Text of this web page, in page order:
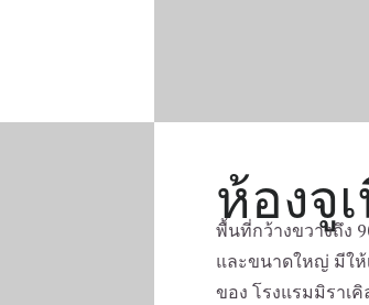
ห้องจู
พื้นที่กว้างขวางถึง
และขนาดใหญ่ มีให้
ของ โรงแรมมิราเ